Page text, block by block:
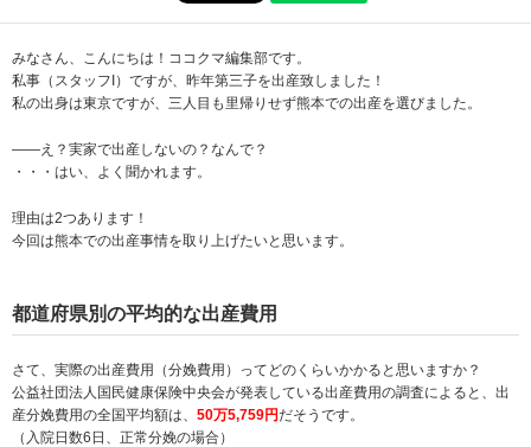
みなさん、こんにちは！ココクマ編集部です。
私事（スタッフI）ですが、昨年第三子を出産致しました！
私の出身は東京ですが、三人目も里帰りせず熊本での出産を選びました。
――え？実家で出産しないの？なんで？
・・・はい、よく聞かれます。
理由は2つあります！
今回は熊本での出産事情を取り上げたいと思います。
都道府県別の平均的な出産費用
さて、実際の出産費用（分娩費用）ってどのくらいかかると思いますか？
公益社団法人国民健康保険中央会が発表している出産費用の調査によると、出
産分娩費用の全国平均額は、 50万5,759円だそうです。
（入院日数6日、正常分娩の場合）